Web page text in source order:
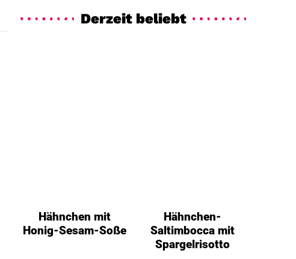
Derzeit beliebt
Hähnchen mit
Honig-Sesam-Soße
Hähnchen-
Saltimbocca mit
Spargelrisotto